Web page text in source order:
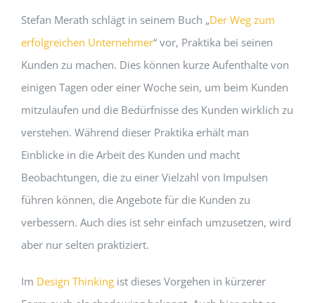
Stefan Merath schlägt in seinem Buch „Der Weg zum
erfolgreichen Unternehmer“ vor, Praktika bei seinen
Kunden zu machen. Dies können kurze Aufenthalte von
einigen Tagen oder einer Woche sein, um beim Kunden
mitzulaufen und die Bedürfnisse des Kunden wirklich zu
verstehen. Während dieser Praktika erhält man
Einblicke in die Arbeit des Kunden und macht
Beobachtungen, die zu einer Vielzahl von Impulsen
führen können, die Angebote für die Kunden zu
verbessern. Auch dies ist sehr einfach umzusetzen, wird
aber nur selten praktiziert.
Im Design Thinkingist dieses Vorgehen in kürzerer